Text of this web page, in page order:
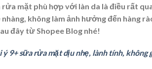
mặt phù hợp với làn da là điều rất
nhàng, không làm ảnh hưởng đến hàng
đây từ Shopee Blog nhé!
ý 9+ sữa rửa mặt dịu nhẹ, lành tính, không